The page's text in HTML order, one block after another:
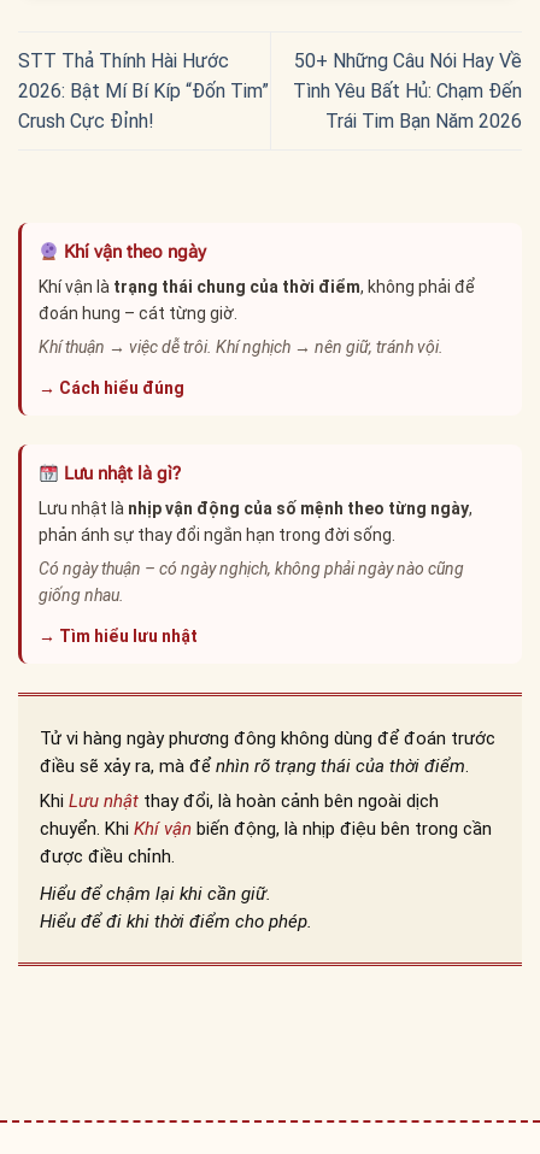
STT Thả Thính Hài Hước
2026: Bật Mí Bí Kíp “Đốn Tim”
Crush Cực Đỉnh!
50+ Những Câu Nói Hay Về
Tình Yêu Bất Hủ: Chạm Đến
Trái Tim Bạn Năm 2026
Khí vận theo ngày
Khí vận là trạng thái chung của thời điểm, không phải để
đoán hung – cát từng giờ.
Khí thuận → việc dễ trôi. Khí nghịch → nên giữ, tránh vội.
→ Cách hiểu đúng
Lưu nhật là gì?
Lưu nhật là nhịp vận động của số mệnh theo từng ngày,
phản ánh sự thay đổi ngắn hạn trong đời sống.
Có ngày thuận – có ngày nghịch, không phải ngày nào cũng
giống nhau.
→ Tìm hiểu lưu nhật
Tử vi hàng ngày phương đông không dùng để đoán trước
điều sẽ xảy ra, mà đểnhìn rõ trạng thái của thời điểm.
Khi Lưu nhật thay đổi, là hoàn cảnh bên ngoài dịch
chuyển. Khi Khí vận biến động, là nhịp điệu bên trong cần
được điều chỉnh.
Hiểu để chậm lại khi cần giữ.
Hiểu để đi khi thời điểm cho phép.